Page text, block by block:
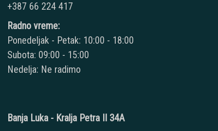
+387 66 224 417
Radno vreme:
Ponedeljak - Petak: 10:00 - 18:00
Subota: 09:00 - 15:00
Nedelja: Ne radimo
Banja Luka - Kralja Petra II 34A